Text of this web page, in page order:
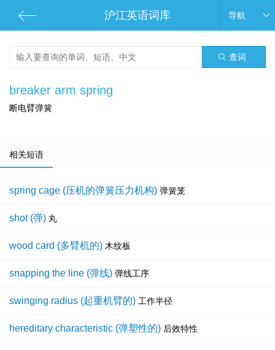
沪江英语词库 导航
查词
breaker arm spring
断电臂弹簧
相关短语
spring cage (压机的弹簧压力机构) 弹簧笼
shot (弹) 丸
wood card (多臂机的) 木纹板
snapping the line (弹线) 弹线工序
swinging radius (起重机臂的) 工作半径
hereditary characteristic (弹塑性的) 后效特性